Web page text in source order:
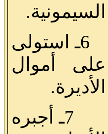
السيمونية.
6ـ استولى
على أموال
الأديرة.
7ـ أجبره